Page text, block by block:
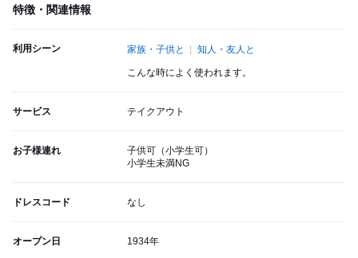
特徴・関連情報
利用シーン 家族・子供と 知人・友人と
こんな時によく使われます。
サービス テイクアウト
お子様連れ
子供可（小学生可）
小学生未満NG
ドレスコード なし
オープン日 1934年